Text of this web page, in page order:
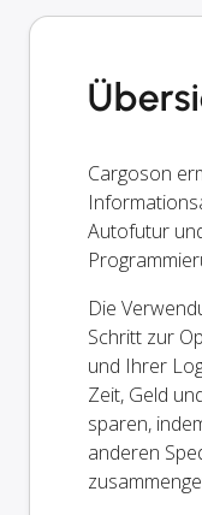
Cargoson
Autofutur
Die
Schritt zur
und Ihrer
Zeit, Geld
sparen,
anderen